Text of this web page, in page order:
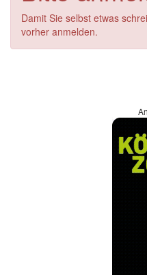
Damit Sie selbst etwas
vorher anmelden.